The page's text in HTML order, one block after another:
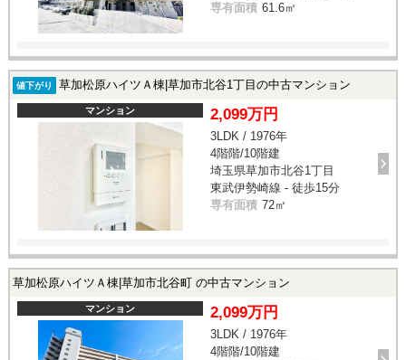
専有面積 61.6㎡
値下がり 草加松原ハイツＡ棟|草加市北谷1丁目の中古マンション
マンション 2,099万円
3LDK / 1976年
4階階/10階建
埼玉県草加市北谷1丁目
東武伊勢崎線 - 徒歩15分
専有面積 72㎡
草加松原ハイツＡ棟|草加市北谷町 の中古マンション
マンション 2,099万円
3LDK / 1976年
4階階/10階建